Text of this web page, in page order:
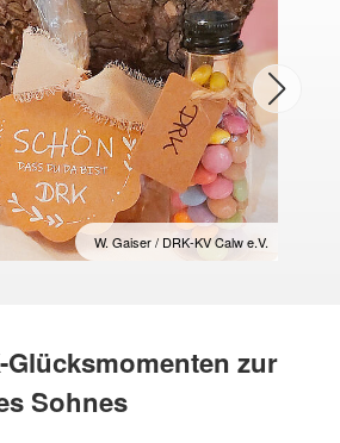
W. Gaiser / DRK-KV Calw e.V.
Glücksmomenten zur
Sohnes